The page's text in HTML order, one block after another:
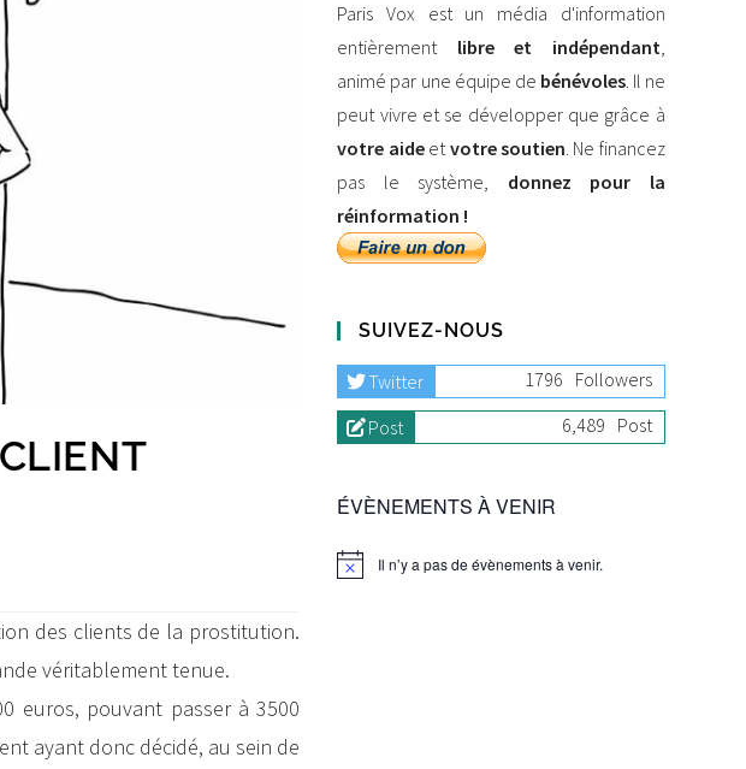
des clients de la prostitution.
véritablement tenue.
euros, pouvant passer à 3500
ayant donc décidé, au sein de
Paris Vox est un média d'information
entièrement libre et indépendant,
animé par une équipe de bénévoles. Il ne
peut vivre et se développer que grâce à
votre aideetvotre soutien. Ne financez
pas le système, donnez pour la
réinformation !
SUIVEZ-NOUS
Twitter 1796 Followers
Post
6,489 Post
ÉVÈNEMENTS À VENIR
Il n’y a pas de évènements à venir.